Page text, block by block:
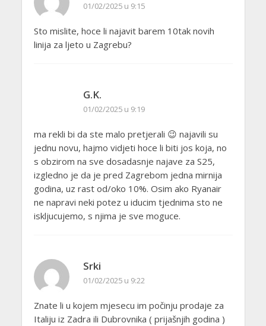
01/02/2025 u 9:15
Sto mislite, hoce li najavit barem 10tak novih
linija za ljeto u Zagrebu?
G.K.
01/02/2025 u 9:19
ma rekli bi da ste malo pretjerali 😉 najavili su
jednu novu, hajmo vidjeti hoce li biti jos koja, no
s obzirom na sve dosadasnje najave za S25,
izgledno je da je pred Zagrebom jedna mirnija
godina, uz rast od/oko 10%. Osim ako Ryanair
ne napravi neki potez u iducim tjednima sto ne
iskljucujemo, s njima je sve moguce.
Srki
01/02/2025 u 9:22
Znate li u kojem mjesecu im počinju prodaje za
Italiju iz Zadra ili Dubrovnika ( prijašnjih godina )